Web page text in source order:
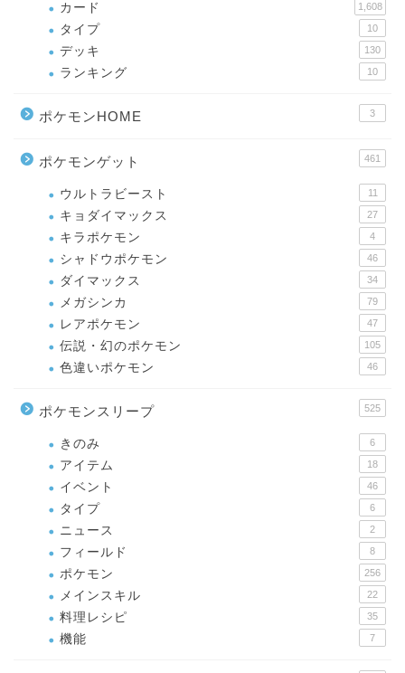
カード 1,608
タイプ 10
デッキ 130
ランキング 10
ポケモンHOME 3
ポケモンゲット 461
ウルトラビースト 11
キョダイマックス 27
キラポケモン 4
シャドウポケモン 46
ダイマックス 34
メガシンカ 79
レアポケモン 47
伝説・幻のポケモン 105
色違いポケモン 46
ポケモンスリープ 525
きのみ 6
アイテム 18
イベント 46
タイプ 6
ニュース 2
フィールド 8
ポケモン 256
メインスキル 22
料理レシピ 35
機能 7